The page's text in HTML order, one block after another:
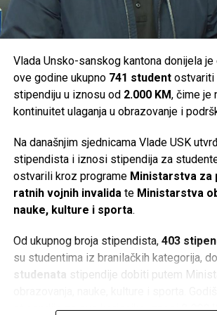
Velika Kladuša – 36.000 KM
Ukupno je za podršku turističkim
Share Post
Share
Tweet
Mail
Vlada Unsko-sanskog kantona donijela
ove godine ukupno 741 studentostvariti
stipendiju u iznosu od 2.000 KM, čime je
kontinuitet ulaganja u obrazovanje i
Na današnjim sjednicama Vlade USK
stipendista i iznosi stipendija za
ostvarili kroz programe Ministarstva za
ratnih vojnih invalida te Ministarstva
nauke, kulture i sporta.
Od ukupnog broja stipendista, 403
su studentima iz branilačkih kategorija,
studenata stipendije dobiti putem
stipendije za sve korisnike iznosi2.000